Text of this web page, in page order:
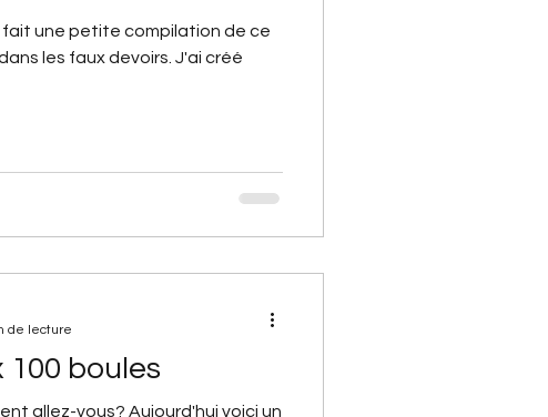
fait une petite compilation de ce
les faux devoirs. J'ai créé
100 boules
allez-vous? Aujourd'hui voici un
de lecture